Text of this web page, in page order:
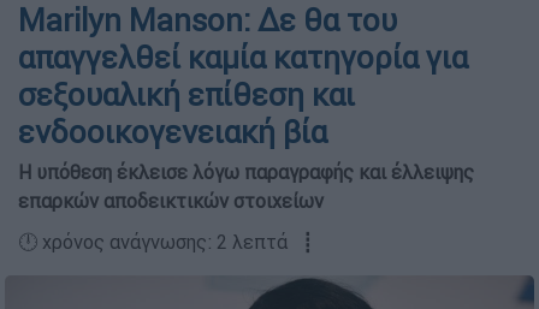
Marilyn Manson: Δε θα του
απαγγελθεί καμία κατηγορία για
σεξουαλική επίθεση και
ενδοοικογενειακή βία
Η υπόθεση έκλεισε λόγω παραγραφής και έλλειψης
επαρκών αποδεικτικών στοιχείων
🕛 χρόνος ανάγνωσης: 2 λεπτά ┋